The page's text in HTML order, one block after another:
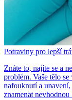
Potraviny pro lepší
Znáte to, najíte se a
problém. Vaše tělo
nafouknutí a
znamenat